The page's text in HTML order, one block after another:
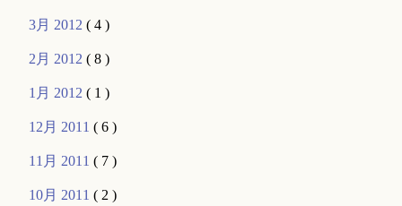
3月 2012( 4 )
2月 2012( 8 )
1月 2012( 1 )
12月 2011( 6 )
11月 2011( 7 )
10月 2011( 2 )